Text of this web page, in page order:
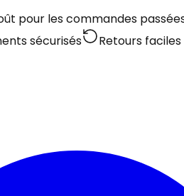
les commandes
sécurisés Retours faciles